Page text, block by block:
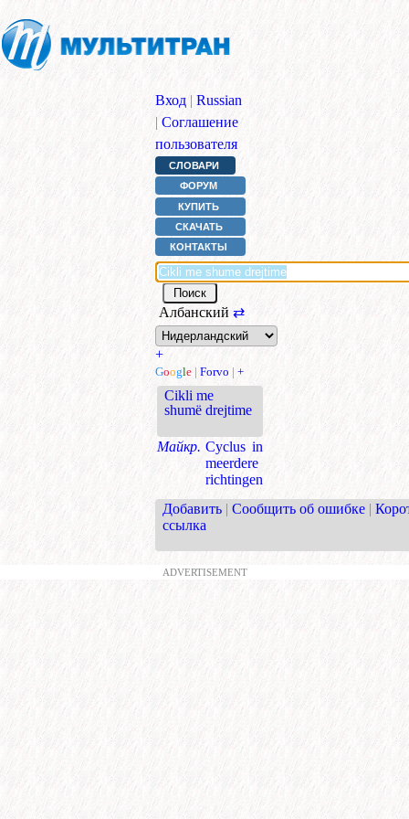
Вход | Russian
| Соглашение
пользователя
СЛОВАРИ
ФОРУМ
КУПИТЬ
СКАЧАТЬ
КОНТАКТЫ
Албанский ⇄
+
Google | Forvo | +
Cikli me
shumë drejtime
Майкр. Cyclus in
meerdere
richtingen
Добавить | Сообщить об ошибке |
ссылка
ADVERTISEMENT